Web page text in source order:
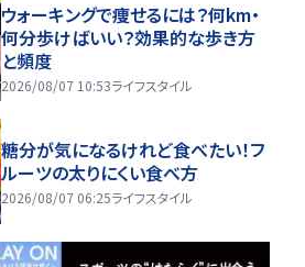
ウォーキングで痩せるには？何km・
何分歩けばいい？効果的な歩き方
と頻度
2026/08/07 10:53ライフスタイル
糖分が気になるけれど食べたい！フ
ルーツの太りにくい食べ方
2026/08/07 06:25ライフスタイル